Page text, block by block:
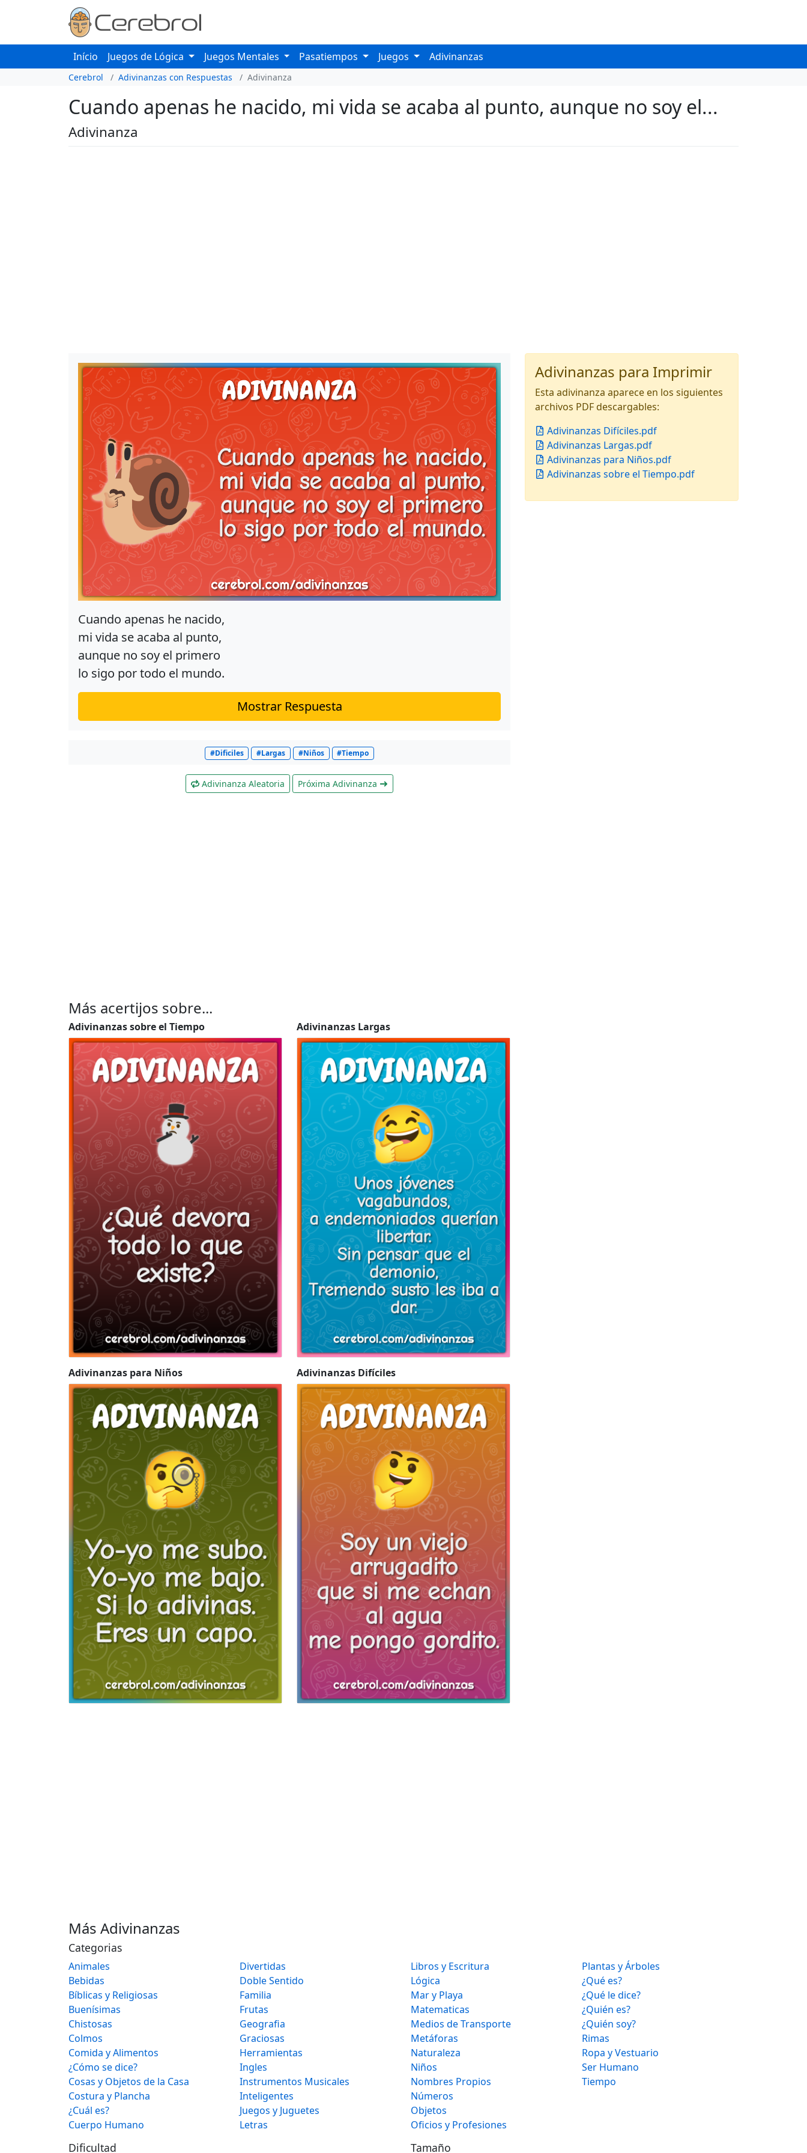
Início Juegos de Lógica Juegos Mentales Pasatiempos Juegos Adivinanzas
Cerebrol Adivinanzas con Respuestas Adivinanza
Cuando apenas he nacido, mi vida se acaba al punto, aunque no soy el...
Adivinanza
Cuando apenas he nacido,
mi vida se acaba al punto,
aunque no soy el primero
lo sigo por todo el mundo.
Mostrar Respuesta
#Dificiles #Largas #Niños #Tiempo
Adivinanza Aleatoria Próxima Adivinanza
Adivinanzas para Imprimir
Esta adivinanza aparece en los siguientes
archivos PDF descargables:
Adivinanzas Difíciles.pdf
Adivinanzas Largas.pdf
Adivinanzas para Niños.pdf
Adivinanzas sobre el Tiempo.pdf
Más acertijos sobre...
Adivinanzas sobre el Tiempo Adivinanzas Largas
Adivinanzas para Niños Adivinanzas Difíciles
Más Adivinanzas
Categorias
Animales
Bebidas
Bíblicas y Religiosas
Buenísimas
Chistosas
Colmos
Comida y Alimentos
¿Cómo se dice?
Cosas y Objetos de la Casa
Costura y Plancha
¿Cuál es?
Cuerpo Humano
Divertidas
Doble Sentido
Familia
Frutas
Geografia
Graciosas
Herramientas
Ingles
Instrumentos Musicales
Inteligentes
Juegos y Juguetes
Letras
Libros y Escritura
Lógica
Mar y Playa
Matematicas
Medios de Transporte
Metáforas
Naturaleza
Niños
Nombres Propios
Números
Objetos
Oficios y Profesiones
Plantas y Árboles
¿Qué es?
¿Qué le dice?
¿Quién es?
¿Quién soy?
Rimas
Ropa y Vestuario
Ser Humano
Tiempo
Dificultad Tamaño